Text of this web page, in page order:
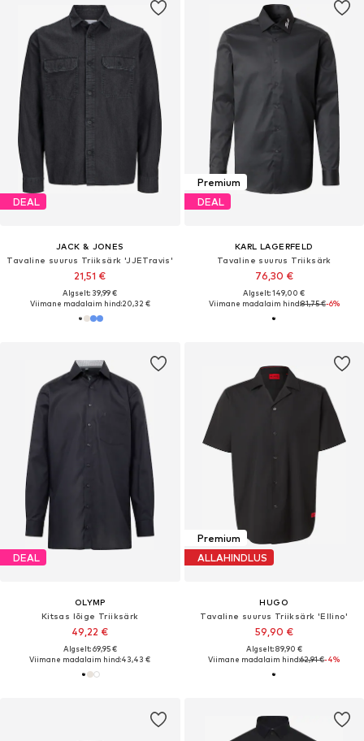
DEAL
JACK & JONES
Tavaline suurus Triiksärk 'JJETravis'
21,51 €
Algselt: 39,99 €
Viimane madalaim hind:20,32 €
Premium
DEAL
KARL LAGERFELD
Tavaline suurus Triiksärk
76,30 €
Algselt: 149,00 €
Viimane madalaim hind:81,75 €-6%
DEAL
OLYMP
Kitsas lõige Triiksärk
49,22 €
Algselt: 69,95 €
Viimane madalaim hind:43,43 €
Premium
ALLAHINDLUS
HUGO
Tavaline suurus Triiksärk 'Ellino'
59,90 €
Algselt: 89,90 €
Viimane madalaim hind:62,91 €-4%